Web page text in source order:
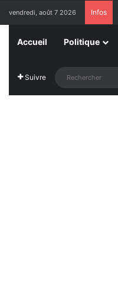
vendredi, août 7 2026 Infos
Accueil Politique
Suivre